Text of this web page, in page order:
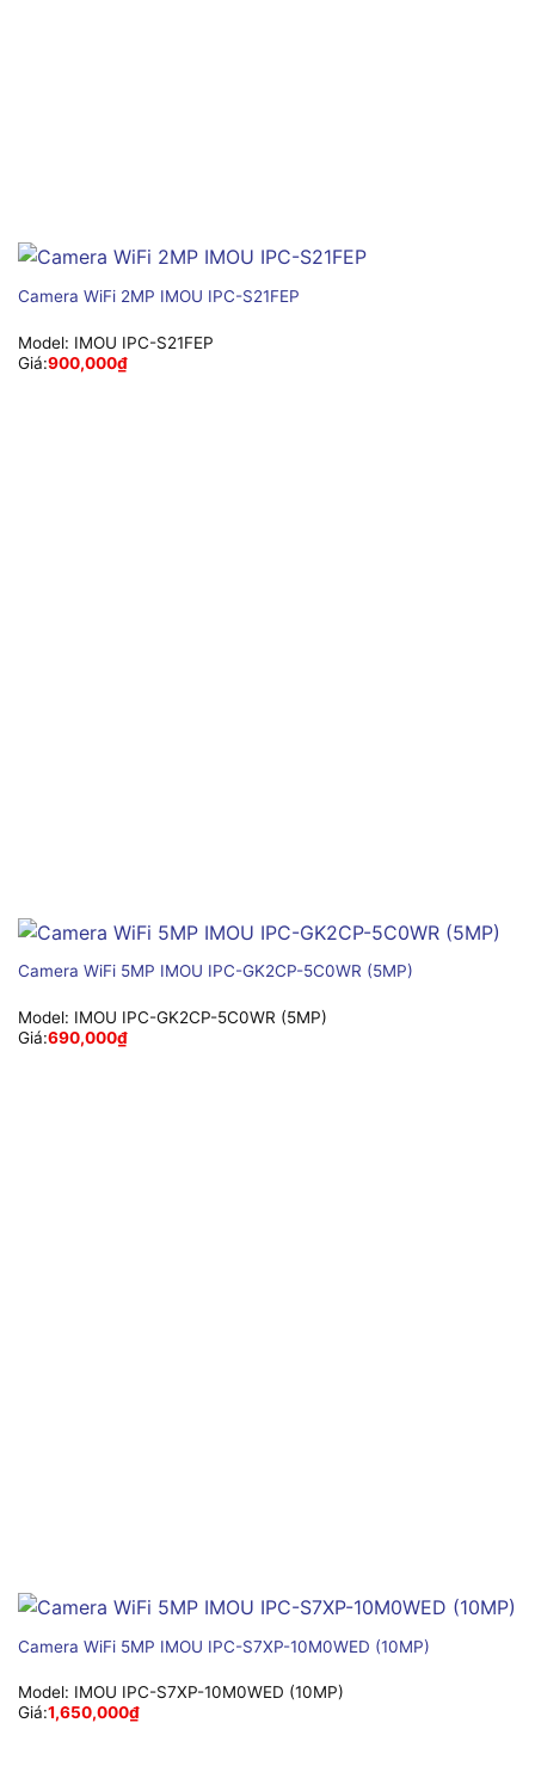
Camera WiFi 2MP IMOU IPC-S21FEP
Model: IMOU IPC-S21FEP
Giá:900,000₫
Camera WiFi 5MP IMOU IPC-GK2CP-5C0WR (5MP)
Model: IMOU IPC-GK2CP-5C0WR (5MP)
Giá:690,000₫
Camera WiFi 5MP IMOU IPC-S7XP-10M0WED (10MP)
Model: IMOU IPC-S7XP-10M0WED (10MP)
Giá:1,650,000₫